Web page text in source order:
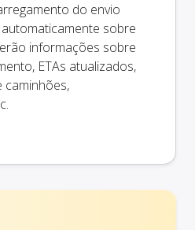
do envio
sobre
informações sobre
ETAs atualizados,
caminhões,